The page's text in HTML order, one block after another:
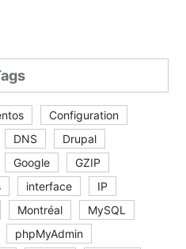
Configuration
DNS
Drupal
Google
GZIP
interface
IP
Montréal
MySQL
phpMyAdmin